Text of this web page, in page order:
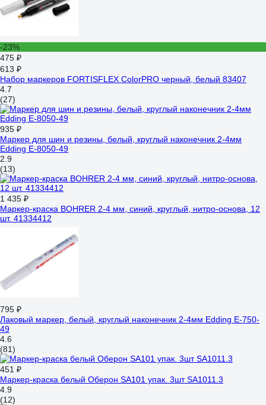
-23%
475 ₽
613 ₽
Набор маркеров FORTISFLEX ColorPRO черный, белый 83407
4.7
(27)
935 ₽
Маркер для шин и резины, белый, круглый наконечник 2-4мм
Edding E-8050-49
2.9
(13)
1 435 ₽
Маркер-краска BOHRER 2-4 мм, синий, круглый, нитро-основа, 12
шт. 41334412
795 ₽
Лаковый маркер, белый, круглый наконечник 2-4мм Edding E-750-
49
4.6
(81)
451 ₽
Маркер-краска белый Оберон SA101 упак. 3шт SA1011.3
4.9
(12)